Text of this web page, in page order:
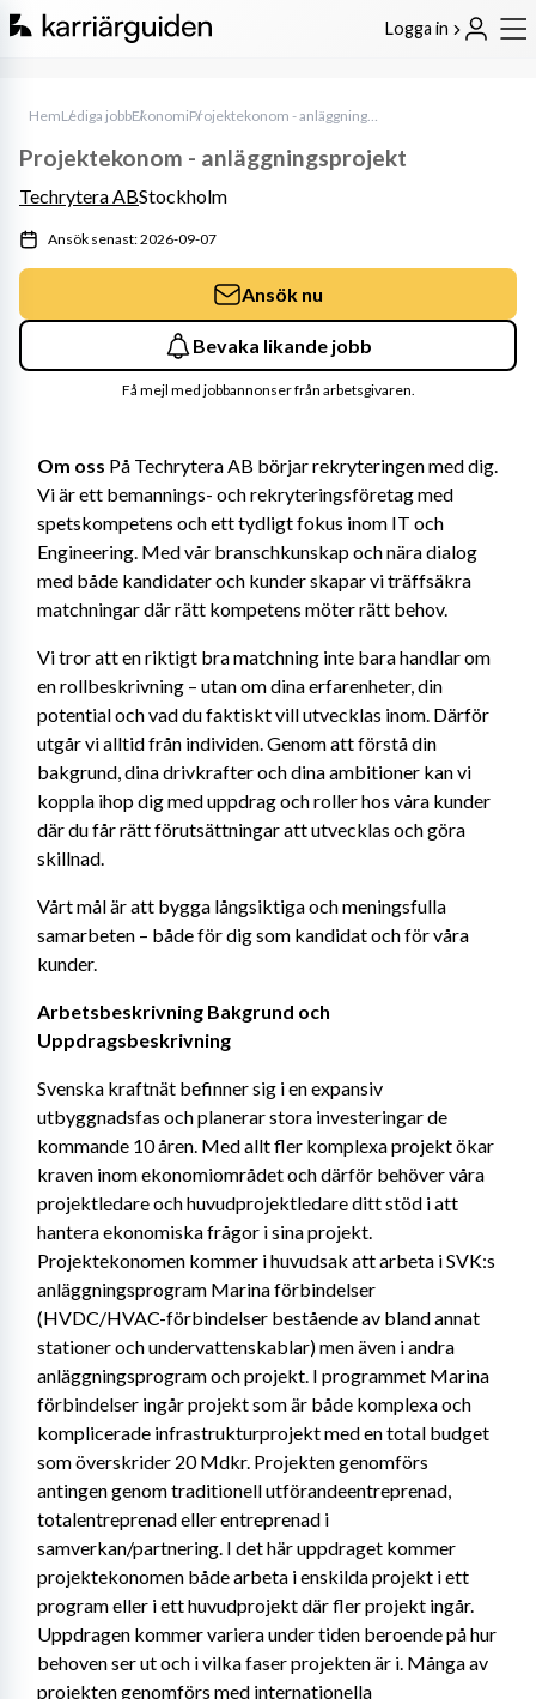
Logga in
HemLediga jobbEkonomi Projektekonom - anläggningsprojekt
Om oss På Techrytera AB börjar rekryteringen med dig.
Vi är ett bemannings- och rekryteringsföretag med
spetskompetens och ett tydligt fokus inom IT och
Engineering. Med vår branschkunskap och nära dialog
med både kandidater och kunder skapar vi träffsäkra
matchningar där rätt kompetens möter rätt behov.
Vi tror att en riktigt bra matchning inte bara handlar om
en rollbeskrivning – utan om dina erfarenheter, din
potential och vad du faktiskt vill utvecklas inom. Därför
utgår vi alltid från individen. Genom att förstå din
bakgrund, dina drivkrafter och dina ambitioner kan vi
koppla ihop dig med uppdrag och roller hos våra kunder
där du får rätt förutsättningar att utvecklas och göra
skillnad.
Vårt mål är att bygga långsiktiga och meningsfulla
samarbeten – både för dig som kandidat och för våra
kunder.
Arbetsbeskrivning Bakgrund och
Uppdragsbeskrivning
Svenska kraftnät befinner sig i en expansiv
utbyggnadsfas och planerar stora investeringar de
kommande 10 åren. Med allt fler komplexa projekt ökar
kraven inom ekonomiområdet och därför behöver våra
projektledare och huvudprojektledare ditt stöd i att
hantera ekonomiska frågor i sina projekt.
Projektekonomen kommer i huvudsak att arbeta i SVK:s
anläggningsprogram Marina förbindelser
(HVDC/HVAC-förbindelser bestående av bland annat
stationer och undervattenskablar) men även i andra
anläggningsprogram och projekt. I programmet Marina
förbindelser ingår projekt som är både komplexa och
komplicerade infrastrukturprojekt med en total budget
som överskrider 20 Mdkr. Projekten genomförs
antingen genom traditionell utförandeentreprenad,
totalentreprenad eller entreprenad i
samverkan/partnering. I det här uppdraget kommer
projektekonomen både arbeta i enskilda projekt i ett
program eller i ett huvudprojekt där fler projekt ingår.
Uppdragen kommer variera under tiden beroende på hur
behoven ser ut och i vilka faser projekten är i. Många av
projekten genomförs med internationella
Projektekonom - anläggningsprojekt
Techrytera ABStockholm
Ansök senast: 2026-09-07
Ansök nu
Bevaka likande jobb
Få mejl med jobbannonser från arbetsgivaren.